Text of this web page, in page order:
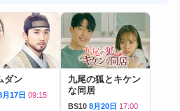
ダン
月17日 09:15
九尾の狐とキケン
な同居
BS10 8月20日 17:00